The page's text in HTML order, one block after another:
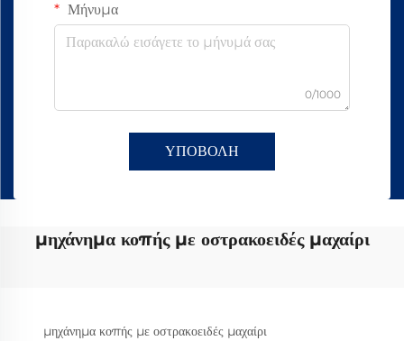
Μήνυμα
0/1000
ΥΠΟΒΟΛΗ
μηχάνημα κοπής με οστρακοειδές μαχαίρι
μηχάνημα κοπής με οστρακοειδές μαχαίρι